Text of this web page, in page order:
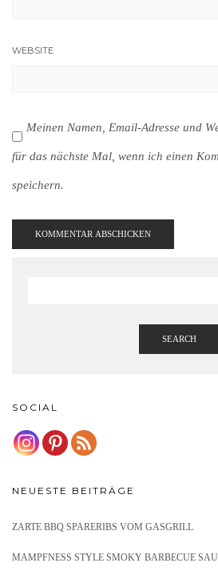
WEBSITE
Meinen Namen, Email-Adresse und
für das nächste Mal, wenn ich einen
speichern.
SEARCH
SOCIAL
NEUESTE BEITRÄGE
ZARTE BBQ SPARERIBS VOM GASGRILL
MAMPFNESS STYLE SMOKY BARBECUE